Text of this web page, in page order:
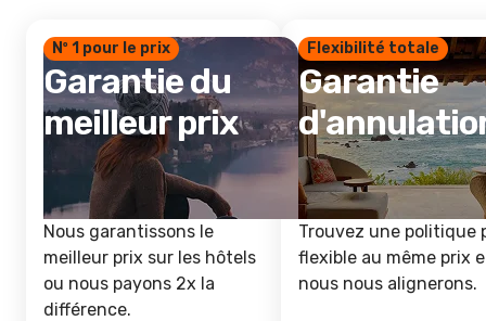
Nº 1 pour le prix
Garantie du
meilleur prix
Nous garantissons le
meilleur prix sur les hôtels
ou nous payons 2x la
différence.
Flexibilité totale
Garantie
Trouvez une politique
flexible au même prix
nous nous alignerons.